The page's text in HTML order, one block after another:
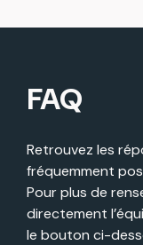
FAQ
Retrouvez les
fréquemment
Pour plus de
directement
le bouton ci-